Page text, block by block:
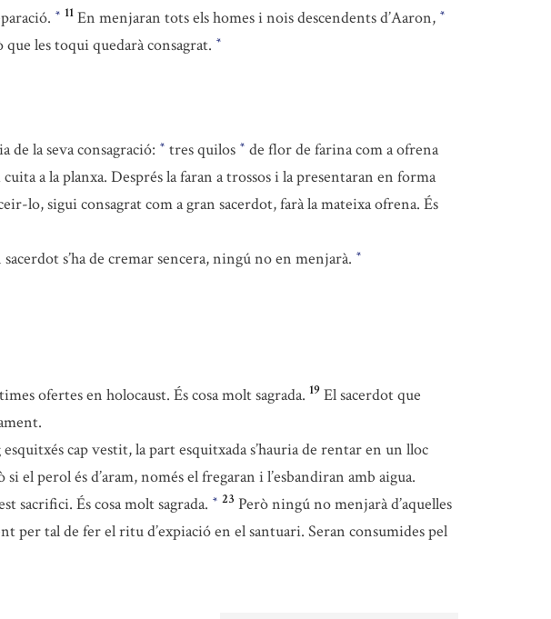
* 11 En menjaran tots els homes i nois descendents d’Aaron, *
les toqui quedarà consagrat. *
de la seva consagració: * tres quilos * de flor de farina com a ofrena
a la planxa. Després la faran a trossos i la presentaran en forma
lo, sigui consagrat com a gran sacerdot, farà la mateixa ofrena. És
s’ha de cremar sencera, ningú no en menjarà. *
ofertes en holocaust. És cosa molt sagrada. 19 El sacerdot que
esquitxés cap vestit, la part esquitxada s’hauria de rentar en un lloc
el perol és d’aram, només el fregaran i l’esbandiran amb aigua.
sacrifici. És cosa molt sagrada. * 23 Però ningú no menjarà d’aquelles
per tal de fer el ritu d’expiació en el santuari. Seran consumides pel